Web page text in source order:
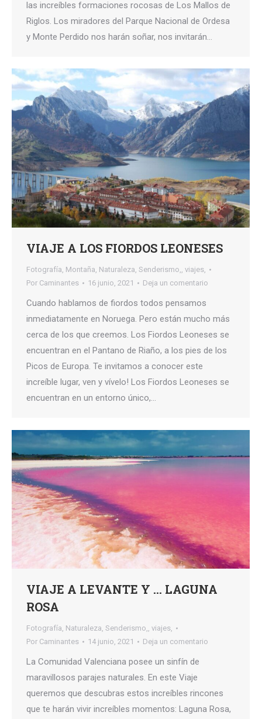
las increíbles formaciones rocosas de Los Mallos de
Riglos. Los miradores del Parque Nacional de Ordesa
y Monte Perdido nos harán soñar, nos invitarán…
VIAJE A LOS FIORDOS LEONESES
Fotografía, Montaña, Naturaleza, Senderismo,, viajes,
Por Caminantes 16 junio, 2021 Deja un comentario
Cuando hablamos de fiordos todos pensamos
inmediatamente en Noruega. Pero están mucho más
cerca de los que creemos. Los Fiordos Leoneses se
encuentran en el Pantano de Riaño, a los pies de los
Picos de Europa. Te invitamos a conocer este
increíble lugar, ven y vívelo! Los Fiordos Leoneses se
encuentran en un entorno único,…
VIAJE A LEVANTE Y … LAGUNA
ROSA
Fotografía, Naturaleza, Senderismo,, viajes,
Por Caminantes 14 junio, 2021 Deja un comentario
La Comunidad Valenciana posee un sinfín de
maravillosos parajes naturales. En este Viaje
queremos que descubras estos increíbles rincones
que te harán vivir increíbles momentos: Laguna Rosa,